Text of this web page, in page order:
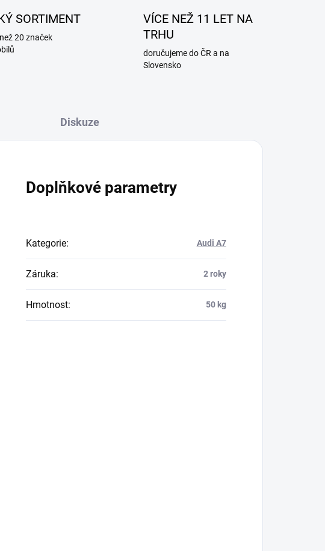
SORTIMENT
20 značek
VÍCE NEŽ 11 LET NA
TRHU
doručujeme do ČR a na
Slovensko
Diskuze
Doplňkové parametry
Kategorie: Audi A7
Záruka: 2 roky
Hmotnost: 50 kg